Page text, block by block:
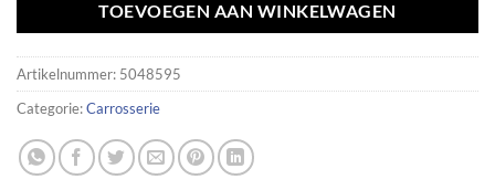
TOEVOEGEN AAN WINKELWAGEN
Artikelnummer: 5048595
Categorie:Carrosserie